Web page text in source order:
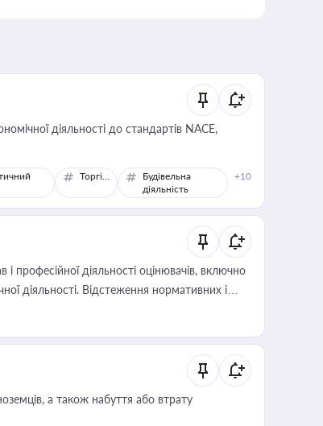
діяльності до стандартів NACE,
Торгівля
Будівельна
діяльність
+10
діяльності оцінювачів, включно
діяльності. Відстеження нормативних і
під час оподаткування,
оціночної діяльності
а також набуття або втрату